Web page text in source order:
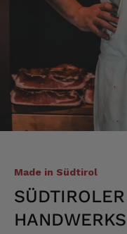
Made in Südtirol
SÜDTIROLER
Mathias
Die
Gruß